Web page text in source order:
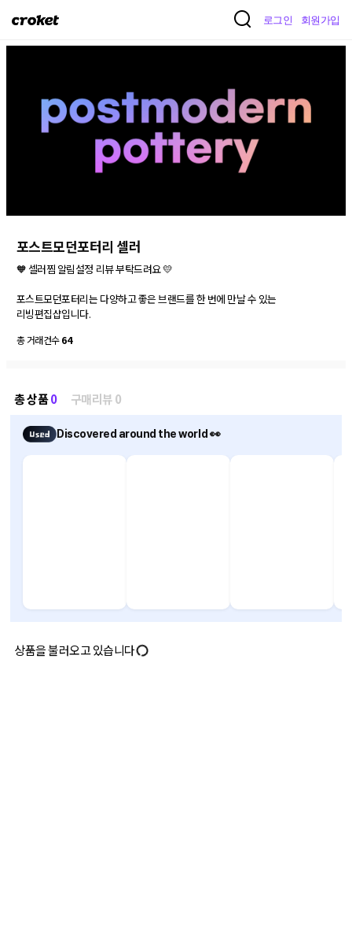
크
로그인 회원가입
포스트모던포터리 셀러
🧡 셀러찜 알림설정 리뷰 부탁드려요 💛
포스트모던포터리는 다양하고 좋은 브랜드를 한 번에 만날 수 있는
리빙편집샵입니다.
총 거래건수64
총 상품0 구매리뷰 0
Discovered around the world 👀
상품을 불러오고 있습니다